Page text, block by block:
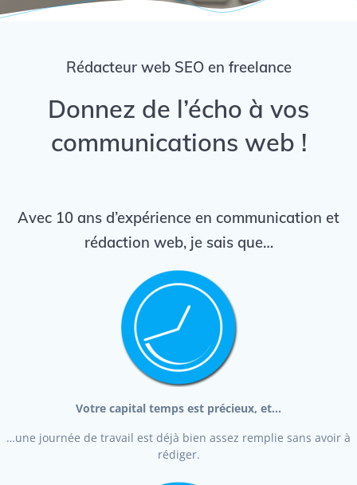
Rédacteur web SEO en freelance
Donnez de l’écho à vos
communications web !
Avec 10 ans d’expérience en communication et
rédaction web, je sais que…
Votre capital temps est précieux, et…
…une journée de travail est déjà bien assez remplie sans avoir à
rédiger.